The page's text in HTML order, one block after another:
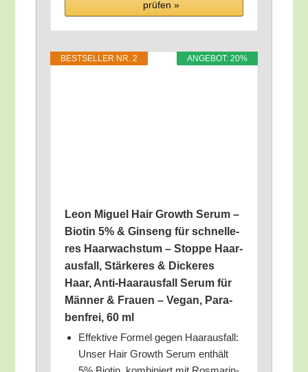
prü­fen »
ANGE­BOT: 20%
BEST­SEL­LER NR. 2
Leon Miguel Hair Growth Serum –
Bio­tin 5% & Gin­seng für schnel­le­
res Haar­wachs­tum – Stop­pe Haar­
aus­fall, Stär­ke­res & Dicke­res
Haar, Anti-Haar­aus­fall Serum für
Män­ner & Frau­en – Vegan, Para­
ben­frei, 60 ml
Effek­ti­ve For­mel gegen Haar­aus­fall:
Unser Hair Growth Serum ent­hält